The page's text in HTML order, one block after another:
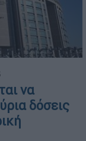
να
δόσεις